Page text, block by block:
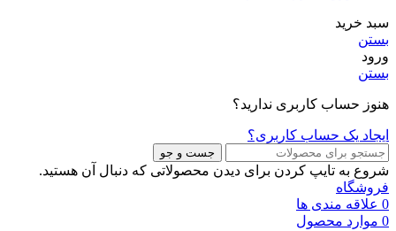
سبد خرید
بستن
ورود
بستن
هنوز حساب کاربری ندارید؟
ایجاد یک حساب کاربری؟
جست و جو
شروع به تایپ کردن برای دیدن محصولاتی که دنبال آن هستید.
فروشگاه
0 علاقه مندی ها
0 موارد محصول